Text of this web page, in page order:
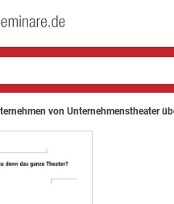
von Unternehmenstheater